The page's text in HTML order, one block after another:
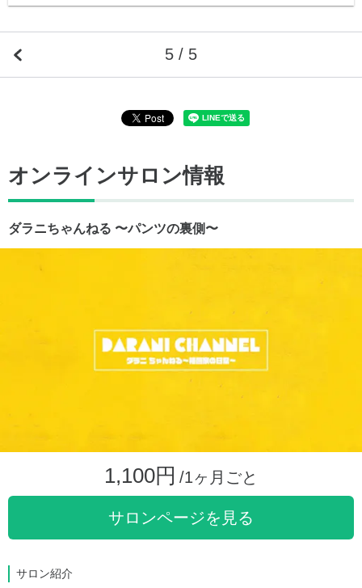
5 / 5
オンラインサロン情報
ダラニちゃんねる 〜パンツの裏側〜
1,100円 /1ヶ月ごと
サロンページを見る
サロン紹介